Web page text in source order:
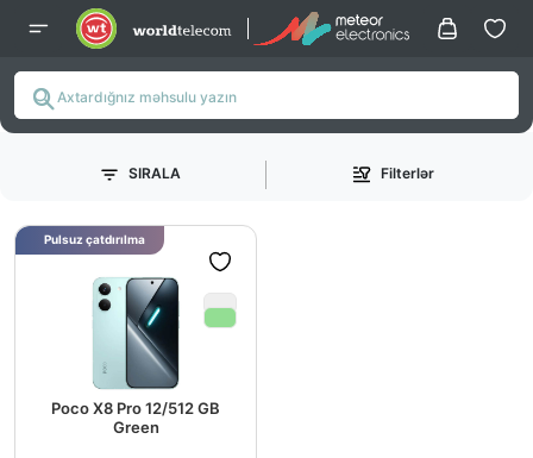
SIRALA Filterlər
Poco X8 Pro 12/512 GB
Green
Pulsuz çatdırılma